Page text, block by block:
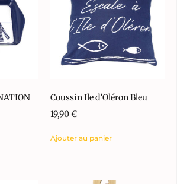
Coussin Ile d’Oléron Bleu
19,90€
Ajouter au panier